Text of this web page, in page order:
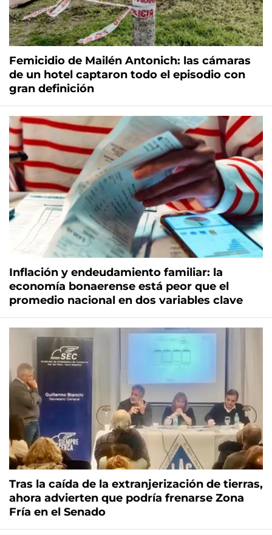
Femicidio de Mailén Antonich: las cámaras
de un hotel captaron todo el episodio con
gran definición
Inflación y endeudamiento familiar: la
economía bonaerense está peor que el
promedio nacional en dos variables clave
Tras la caída de la extranjerización de tierras,
ahora advierten que podría frenarse Zona
Fría en el Senado